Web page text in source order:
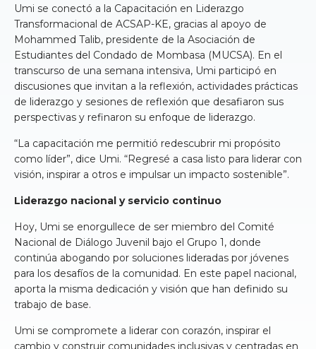
Umi se conectó a la Capacitación en Liderazgo
Transformacional de ACSAP-KE, gracias al apoyo de
Mohammed Talib, presidente de la Asociación de
Estudiantes del Condado de Mombasa (MUCSA). En el
transcurso de una semana intensiva, Umi participó en
discusiones que invitan a la reflexión, actividades prácticas
de liderazgo y sesiones de reflexión que desafiaron sus
perspectivas y refinaron su enfoque de liderazgo.
“La capacitación me permitió redescubrir mi propósito
como líder”, dice Umi. “Regresé a casa listo para liderar con
visión, inspirar a otros e impulsar un impacto sostenible”.
Liderazgo nacional y servicio continuo
Hoy, Umi se enorgullece de ser miembro del Comité
Nacional de Diálogo Juvenil bajo el Grupo 1, donde
continúa abogando por soluciones lideradas por jóvenes
para los desafíos de la comunidad. En este papel nacional,
aporta la misma dedicación y visión que han definido su
trabajo de base.
Umi se compromete a liderar con corazón, inspirar el
cambio y construir comunidades inclusivas y centradas en